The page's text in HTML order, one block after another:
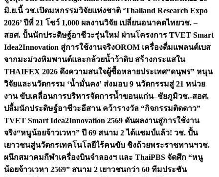
มิ.ย.นี้ วช.เปิดมหกรรมวิจัยแห่งชาติ ‘Thailand Research Expo
2026’ ปีที่ 21 โชว์ 1,000 ผลงานวิจัย เปลี่ยนอนาคตไทยวช. –
สอศ. ปั้นนักประดิษฐ์อาชีวะรุ่นใหม่ ผ่านโครงการ TVET Smart
Idea2Innovation สู่การใช้งานจริงOROM เครื่องดื่มแพลนต์เบส
จากมะม่วงหิมพานต์และกล้วยน้ำว้าดิบ สร้างกระแสใน
THAIFEX 2026 ดึงความสนใจผู้ซื้อหลายประเทศ“ดนุพร” หนุน
วิจัยและนวัตกรรม ‘น้ำมั่นคง’ ส่งมอบ 9 นวัตกรรมสู่ 21 หน่วย
งาน ขับเคลื่อนการบริหารจัดการน้ำขอนแก่น–ชัยภูมิวช.-สอศ.
ปลื้มนักประดิษฐ์อาชีวะอีสาน คว้ารางวัล “กิจกรรมติดดาว”
TVET Smart Idea2Innovation 2569 ดันผลงานสู่การใช้งาน
จริง“หนูน้อยจ้าวเวหา” ปี 69 สนาม 2 ได้แชมป์แล้ว! วช. ปั้น
เยาวชนสู่นวัตกรเทคโนโลยีไร้คนขับ ชิงถ้วยพระราชทานฯวช.
ผนึกสมาคมกีฬาเครื่องบินจำลองฯ และ ThaiPBS จัดศึก “หนู
น้อยจ้าวเวหา 2569” สนาม 2 เยาวชนกว่า 60 ทีมประชัน